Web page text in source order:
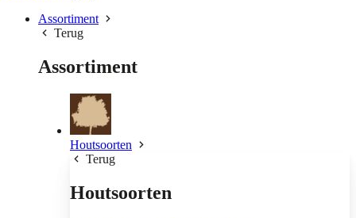
Assortiment
Terug
Assortiment
Houtsoorten
Terug
Houtsoorten